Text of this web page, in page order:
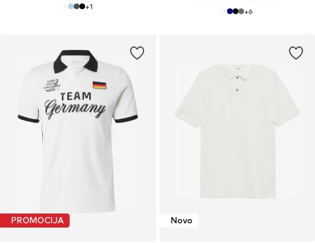
+1
+6
PROMOCIJA Novo